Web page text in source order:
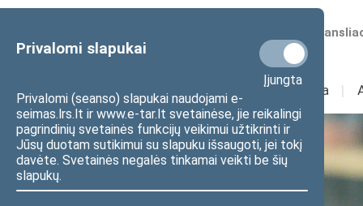
Privalomi slapukai
Įjungta
Privalomi (seanso) slapukai naudojami e-
seimas.lrs.lt ir www.e-tar.lt svetainėse, jie reikalingi
pagrindinių svetainės funkcijų veikimui užtikrinti ir
Jūsų duotam sutikimui su slapuku išsaugoti, jei tokį
davėte. Svetainės negalės tinkamai veikti be šių
slapukų.
Numatomos
Sudėtis Veikla I
Seimo kanceliarija